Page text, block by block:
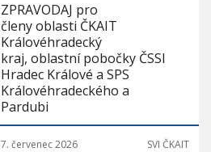
ZPRAVODAJ pro
členy oblasti ČKAIT
Královéhradecký
kraj, oblastní pobočky ČSSI
Hradec Králové a SPS
Královéhradeckého a
Pardubi
7. červenec 2026 SVI ČKAIT